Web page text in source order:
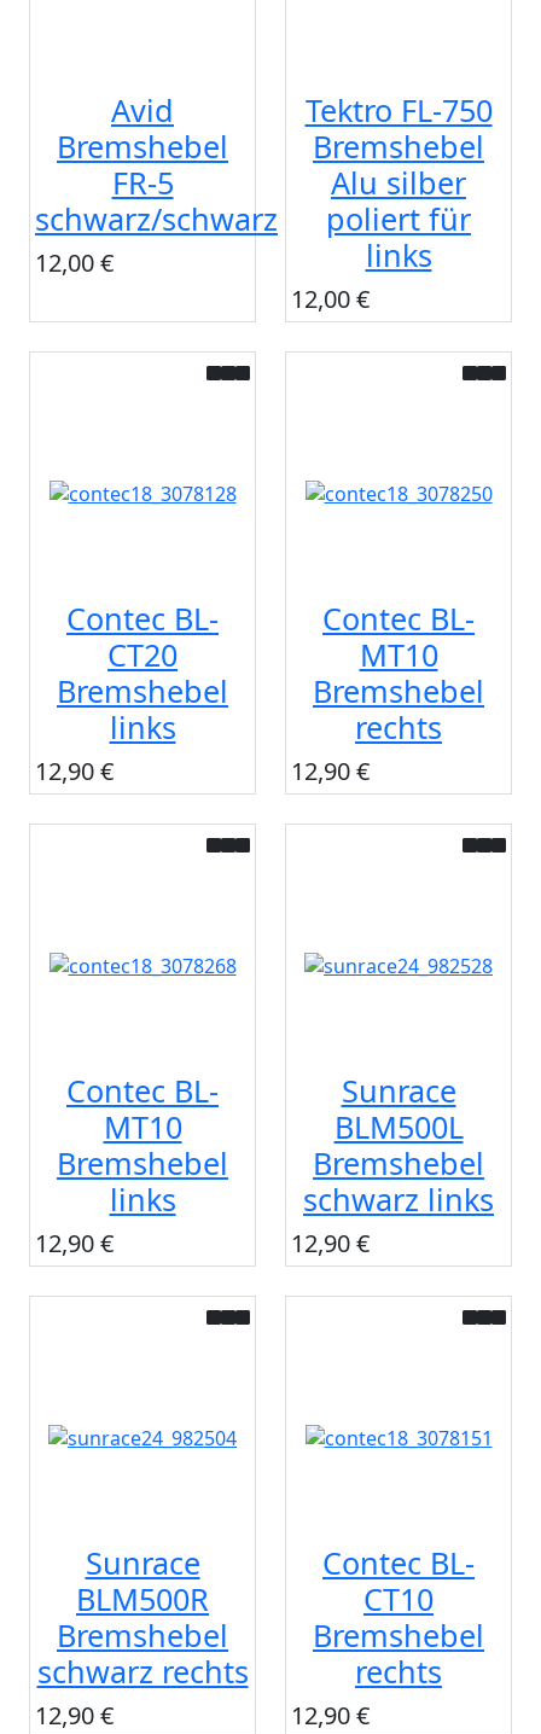
Avid
Bremshebel
FR-5
schwarz/schwarz
12,00 €
Tektro FL-750
Bremshebel
Alu silber
poliert für
links
12,00 €
Contec BL-
CT20
Bremshebel
links
12,90 €
Contec BL-
MT10
Bremshebel
rechts
12,90 €
Contec BL-
MT10
Bremshebel
links
12,90 €
Sunrace
BLM500L
Bremshebel
schwarz links
12,90 €
Sunrace
BLM500R
Bremshebel
schwarz rechts
12,90 €
Contec BL-
CT10
Bremshebel
rechts
12,90 €